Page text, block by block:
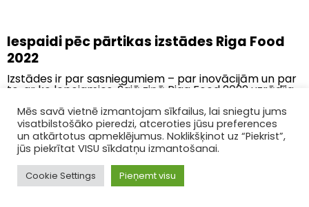
Iespaidi pēc pārtikas izstādes Riga Food
2022
Izstādes ir par sasniegumiem – par inovācijām un par
to, ar ko lepojamies. Šajā ziņā Riga Food 2022 uzrādīja
Mēs savā vietnē izmantojam sīkfailus, lai sniegtu jums
visatbilstošāko pieredzi, atceroties jūsu preferences
un atkārtotus apmeklējumus. Noklikšķinot uz “Piekrist”,
jūs piekrītat VISU sīkdatņu izmantošanai.
Cookie Settings Pieņemt visu